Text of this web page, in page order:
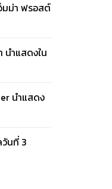
มม่า ฟรอสต์
นำแสดงใน
นำแสดง
นที่ 3